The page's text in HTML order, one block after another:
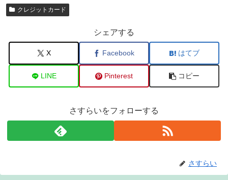
クレジットカード
シェアする
X Facebook はてブ
LINE Pinterest コピー
さすらいをフォローする
さすらい